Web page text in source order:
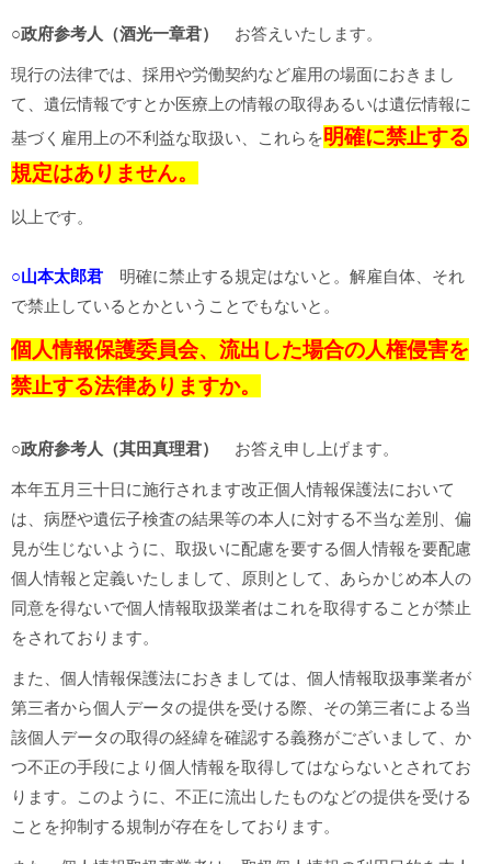
○政府参考人（酒光一章君） お答えいたします。
現行の法律では、採用や労働契約など雇用の場面におきまし
て、遺伝情報ですとか医療上の情報の取得あるいは遺伝情報に
基づく雇用上の不利益な取扱い、これらを明確に禁止する
規定はありません。
以上です。
○山本太郎君 明確に禁止する規定はないと。解雇自体、それ
で禁止しているとかということでもないと。
個人情報保護委員会、流出した場合の人権侵害を
禁止する法律ありますか。
○政府参考人（其田真理君） お答え申し上げます。
本年五月三十日に施行されます改正個人情報保護法において
は、病歴や遺伝子検査の結果等の本人に対する不当な差別、偏
見が生じないように、取扱いに配慮を要する個人情報を要配慮
個人情報と定義いたしまして、原則として、あらかじめ本人の
同意を得ないで個人情報取扱業者はこれを取得することが禁止
をされております。
また、個人情報保護法におきましては、個人情報取扱事業者が
第三者から個人データの提供を受ける際、その第三者による当
該個人データの取得の経緯を確認する義務がございまして、か
つ不正の手段により個人情報を取得してはならないとされてお
ります。このように、不正に流出したものなどの提供を受ける
ことを抑制する規制が存在をしております。